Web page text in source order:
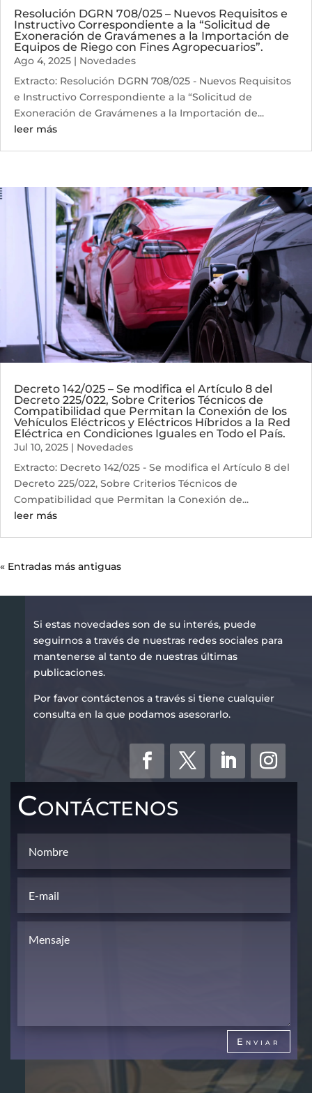
Resolución DGRN 708/025 – Nuevos Requisitos e
Instructivo Correspondiente a la “Solicitud de
Exoneración de Gravámenes a la Importación de
Equipos de Riego con Fines Agropecuarios”.
Ago 4, 2025 | Novedades
Extracto: Resolución DGRN 708/025 - Nuevos Requisitos
e Instructivo Correspondiente a la “Solicitud de
Exoneración de Gravámenes a la Importación de...
leer más
Decreto 142/025 – Se modifica el Artículo 8 del
Decreto 225/022, Sobre Criterios Técnicos de
Compatibilidad que Permitan la Conexión de los
Vehículos Eléctricos y Eléctricos Híbridos a la Red
Eléctrica en Condiciones Iguales en Todo el País.
Jul 10, 2025 | Novedades
Extracto: Decreto 142/025 - Se modifica el Artículo 8 del
Decreto 225/022, Sobre Criterios Técnicos de
Compatibilidad que Permitan la Conexión de...
leer más
« Entradas más antiguas
Si estas novedades son de su interés, puede
seguirnos a través de nuestras redes sociales para
mantenerse al tanto de nuestras últimas
publicaciones.
Por favor contáctenos a través si tiene cualquier
consulta en la que podamos asesorarlo.
Contáctenos
Enviar